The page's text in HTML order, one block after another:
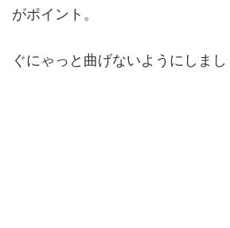
がポイント。
ぐにゃっと曲げないようにしまし